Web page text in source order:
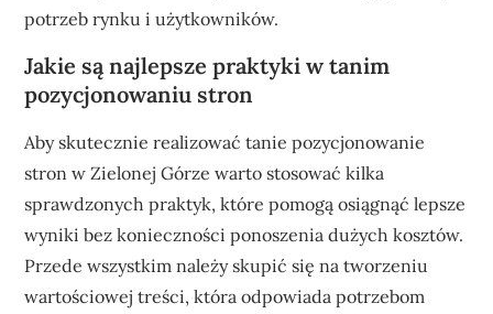
potrzeb rynku i użytkowników.
Jakie są najlepsze praktyki w tanim
pozycjonowaniu stron
Aby skutecznie realizować tanie pozycjonowanie
stron w Zielonej Górze warto stosować kilka
sprawdzonych praktyk, które pomogą osiągnąć lepsze
wyniki bez konieczności ponoszenia dużych kosztów.
Przede wszystkim należy skupić się na tworzeniu
wartościowej treści, która odpowiada potrzebom